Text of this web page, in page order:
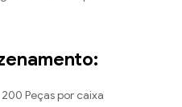
200 Peças por caixa